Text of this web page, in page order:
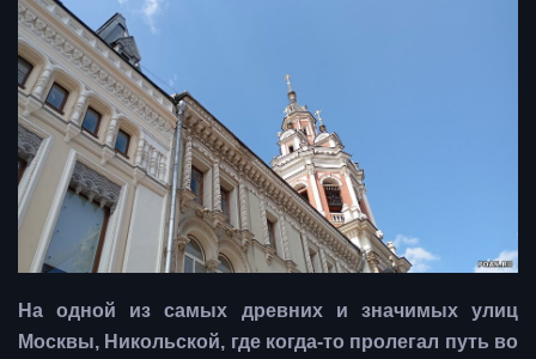
На одной из самых древних и значимых улиц
Москвы, Никольской, где когда-то пролегал путь во